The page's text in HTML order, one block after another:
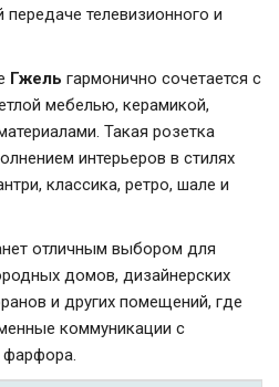
телевизионного и
Гжель гармонично сочетается с
мебелью, керамикой,
Такая розетка
интерьеров в стилях
классика, ретро, шале и
отличным выбором для
домов, дизайнерских
и других помещений, где
коммуникации с
фарфора.